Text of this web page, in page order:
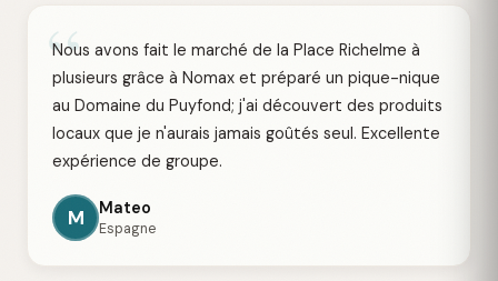
“
Nous avons fait le marché de la Place Richelme à
plusieurs grâce à Nomax et préparé un pique-nique
au Domaine du Puyfond; j'ai découvert des produits
locaux que je n'aurais jamais goûtés seul. Excellente
expérience de groupe.
M Mateo
Espagne